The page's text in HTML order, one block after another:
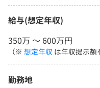
給与(想定年収)
350万 〜 600万円
（※ 想定年収 は年収提示額
勤務地